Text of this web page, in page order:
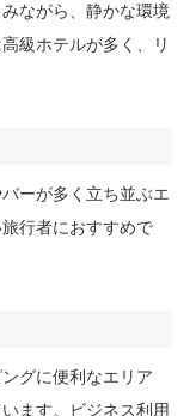
ながら、静かな環境
級ホテルが多く、リ
ーが多く立ち並ぶエ
行者におすすめで
グに便利なエリア
ます。ビジネス利用